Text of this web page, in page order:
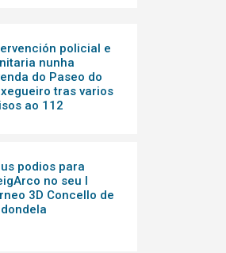
policial e
nunha
do Paseo do
tras varios
ao 112
podios para
no seu I
3D Concello de